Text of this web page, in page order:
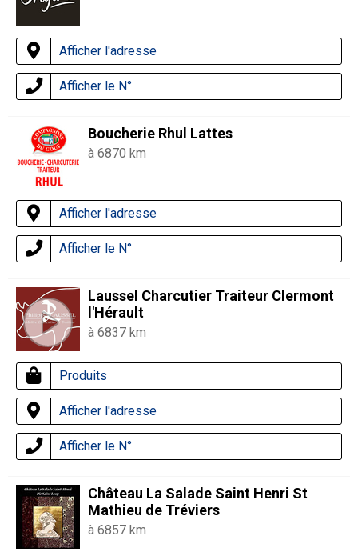
Afficher l'adresse
Afficher le N°
Boucherie Rhul Lattes
à 6870 km
Afficher l'adresse
Afficher le N°
Laussel Charcutier Traiteur Clermont
l'Hérault
à 6837 km
Produits
Afficher l'adresse
Afficher le N°
Château La Salade Saint Henri St
Mathieu de Tréviers
à 6857 km